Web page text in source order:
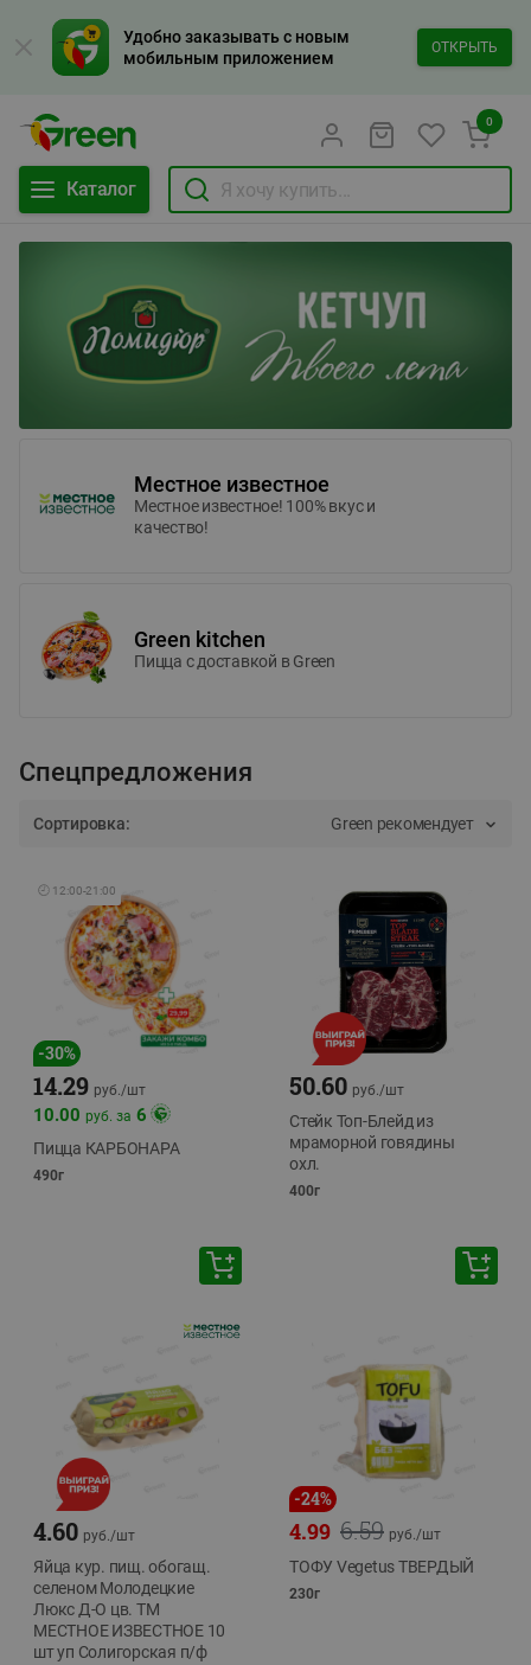
Удобно заказывать с новым
мобильным приложением
ОТКРЫТЬ
Каталог
0
Местное известное
Местное известное! 100% вкус и
качество!
Green kitchen
Пицца c доставкой в Green
Спецпредложения
Сортировка: Green рекомендует
🕘 12:00-21:00
-30%
14.29 руб./шт
10.00 руб. за 6
Пицца КАРБОНАРА
490г
50.60 руб./шт
Стейк Топ-Блейд из
мраморной говядины
охл.
400г
4.60 руб./шт
Яйца кур. пищ. обогащ.
селеном Молодецкие
Люкс Д-О цв. ТМ
МЕСТНОЕ ИЗВЕСТНОЕ 10
шт уп Солигорская п/ф
-24%
6.59
4.99 руб./шт
ТОФУ Vegetus ТВЕРДЫЙ
230г